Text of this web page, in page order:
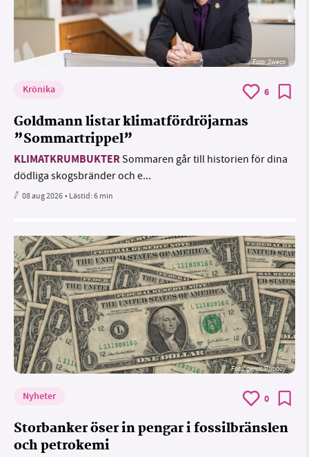
Foto: Sweco
Krönika 6
Goldmann listar klimatfördröjarnas
”Sommartrippel”
KLIMATKRUMBUKTERSommaren går till historien för dina
dödliga skogsbränder och e...
08 aug 2026• Lästid:6 min
Foto:geralt/Pixabay
Nyheter 0
Storbanker öser in pengar i fossilbränslen
och petrokemi